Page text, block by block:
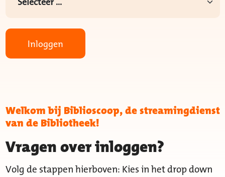
Inloggen
Welkom bij Biblioscoop, de streamingdienst
van de Bibliotheek!
Vragen over inloggen?
Volg de stappen hierboven: Kies in het drop down